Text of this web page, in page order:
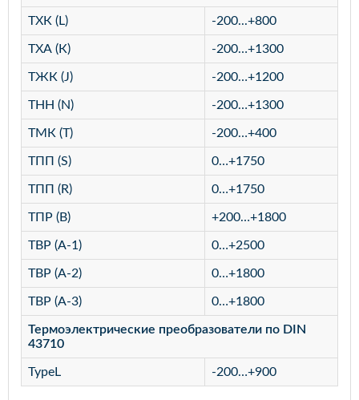
TХК (L) -200...+800
TХА (К) -200…+1300
TЖК (J) -200…+1200
TНН (N) -200…+1300
TМК (Т) -200…+400
TПП (S) 0…+1750
TПП (R) 0…+1750
TПР (В) +200…+1800
TВР (А-1) 0…+2500
TВР (А-2) 0…+1800
TВР (А-3) 0…+1800
Термоэлектрические преобразователи по DIN
43710
TypeL -200…+900